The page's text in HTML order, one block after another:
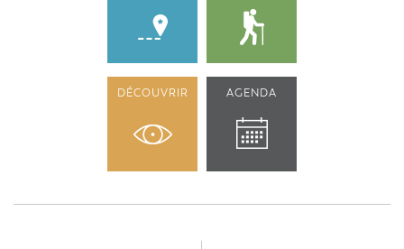
DÉCOUVRIR AGENDA